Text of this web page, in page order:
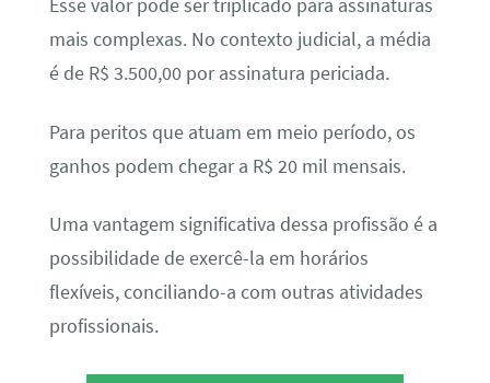
Esse valor pode ser triplicado para assinaturas
mais complexas. No contexto judicial, a média
é de R$ 3.500,00 por assinatura periciada.
Para peritos que atuam em meio período, os
ganhos podem chegar a R$ 20 mil mensais.
Uma vantagem significativa dessa profissão é a
possibilidade de exercê-la em horários
flexíveis, conciliando-a com outras atividades
profissionais.